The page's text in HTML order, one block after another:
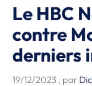
Le HBC
contre
derniers
19/12/2023 , par